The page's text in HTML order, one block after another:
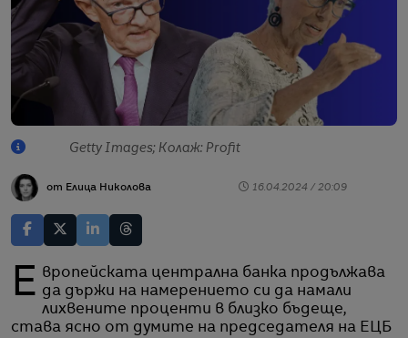
Getty Images; Колаж: Profit
от Елица Николова 16.04.2024 / 20:09
Европейската централна банка продължава да държи на намерението си да намали
лихвените проценти в близко бъдеще,
става ясно от думите на председателя на ЕЦБ